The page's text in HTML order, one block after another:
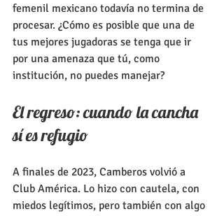
femenil mexicano todavía no termina de
procesar. ¿Cómo es posible que una de
tus mejores jugadoras se tenga que ir
por una amenaza que tú, como
institución, no puedes manejar?
El regreso: cuando la cancha
sí es refugio
A finales de 2023, Camberos volvió a
Club América. Lo hizo con cautela, con
miedos legítimos, pero también con algo